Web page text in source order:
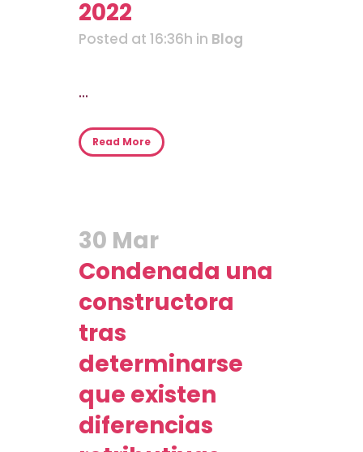
2022
Posted at 16:36h in Blog
...
Read More
30 Mar
Condenada una
constructora
tras
determinarse
que existen
diferencias